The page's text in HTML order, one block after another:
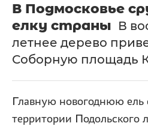
В Подмосковье
елку страны В
летнее дерево
Соборную площадь
Главную новогоднюю ель
территории Подольского